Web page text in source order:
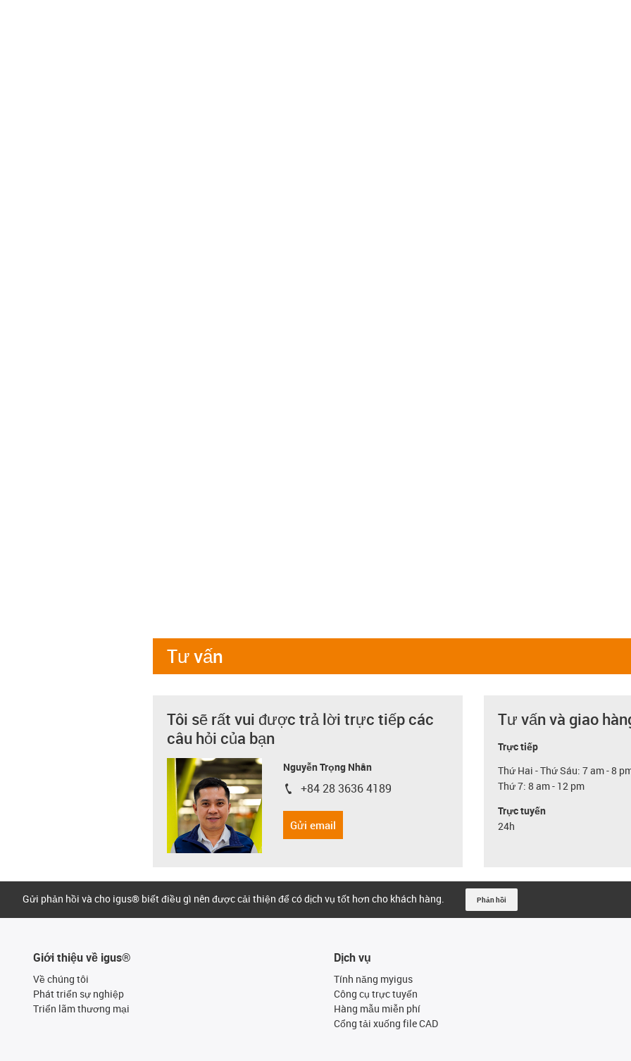
Tư vấn
Tôi sẽ rất vui được trả lời trực tiếp các
câu hỏi của bạn
Nguyễn Trọng Nhân
igus-icon-phone
+84 28 3636 4189
Gửi email
Tư vấn và giao
Trực tiếp
Thứ Hai - Thứ Sáu: 7 am - 8
Thứ 7: 8 am - 12 pm
Trực tuyến
24h
Gửi phản hồi và cho igus® biết điều gì nên được cải thiện để có dịch vụ tốt hơn cho khách hàng. Phản hồi
Giới thiệu về igus®
Về chúng tôi
Phát triển sự nghiệp
Triển lãm thương mại
Dịch vụ
Tính năng myigus
Công cụ trực tuyến
Hàng mẫu miễn phí
Cổng tải xuống file CAD